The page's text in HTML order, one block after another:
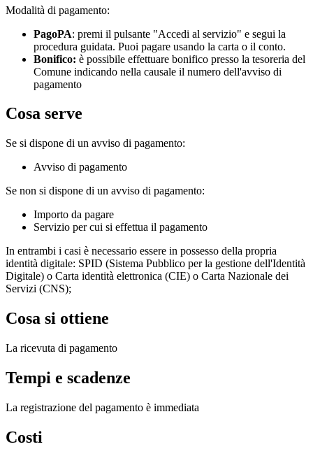
Modalità di pagamento:
PagoPA: premi il pulsante "Accedi al servizio" e segui la
procedura guidata. Puoi pagare usando la carta o il conto.
Bonifico: è possibile effettuare bonifico presso la tesoreria del
Comune indicando nella causale il numero dell'avviso di
pagamento
Cosa serve
Se si dispone di un avviso di pagamento:
Avviso di pagamento
Se non si dispone di un avviso di pagamento:
Importo da pagare
Servizio per cui si effettua il pagamento
In entrambi i casi è necessario essere in possesso della propria
identità digitale: SPID (Sistema Pubblico per la gestione dell'Identità
Digitale) o Carta identità elettronica (CIE) o Carta Nazionale dei
Servizi (CNS);
Cosa si ottiene
La ricevuta di pagamento
Tempi e scadenze
La registrazione del pagamento è immediata
Costi